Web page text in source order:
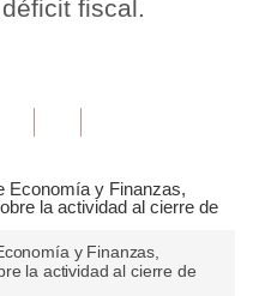
fiscal.
y Finanzas,
la actividad al cierre de